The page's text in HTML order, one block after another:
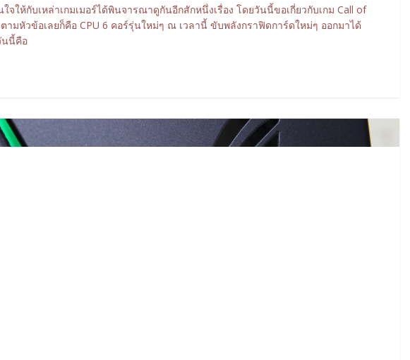
ห้กับเหล่าเกมเมอร์ได้พินจารณาดูกันอีกสักหนึ่งเรื่อง โดยวันนี้ขอเกี่ยวกับเกม Call of
ามหัวข้อเลยก็คือ CPU 6 คอร์รุ่นใหม่ๆ ณ เวลานี้ ขับพลังกราฟิดการ์ดใหม่ๆ ออกมาได้
นนี้คือ